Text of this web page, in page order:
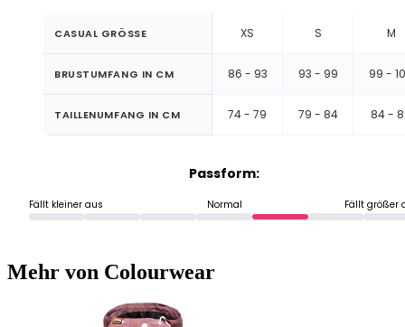
CASUAL GRÖSSE XS S M
BRUSTUMFANG IN CM 86 - 93 93 - 99 99 -
TAILLENUMFANG IN CM 74 - 79 79 - 84 84 -
Passform:
Fällt kleiner aus Normal Fällt größer
Mehr von Colourwear